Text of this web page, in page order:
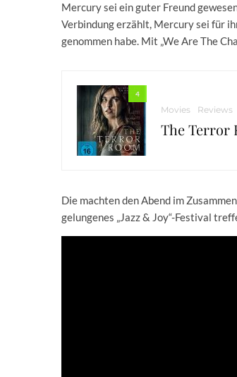
Mercury sei ein guter Freund
Verbindung erzählt, Mercury sei für
genommen habe. Mit „We Are The
4
Movies Reviews
The Terror
Die machten den Abend im
gelungenes „Jazz & Joy“-Festival